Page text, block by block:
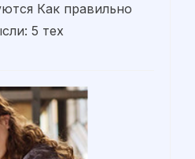
Как правильно
5 тех